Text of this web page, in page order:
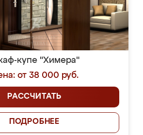
купе "Химера"
от 38 000 руб.
РАССЧИТАТЬ
ПОДРОБНЕЕ